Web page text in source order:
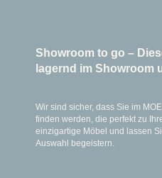
Showroom to go –
lagernd im Showroom
Wir sind sicher, dass Sie im
finden werden, die perfekt zu
einzigartige Möbel und lassen
Auswahl begeistern.